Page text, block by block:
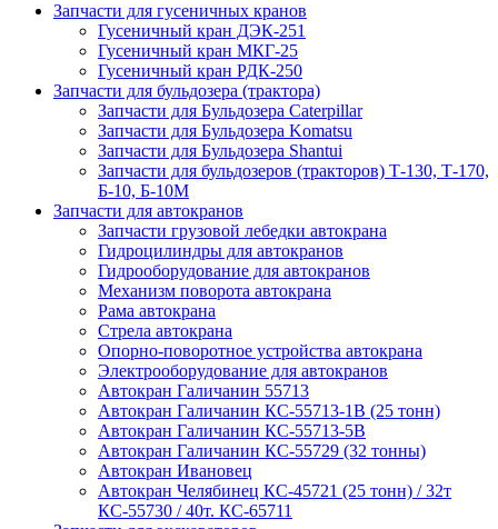
Запчасти для гусеничных кранов
Гусеничный кран ДЭК-251
Гусеничный кран МКГ-25
Гусеничный кран РДК-250
Запчасти для бульдозера (трактора)
Запчасти для Бульдозера Caterpillar
Запчасти для Бульдозера Komatsu
Запчасти для Бульдозера Shantui
Запчасти для бульдозеров (тракторов) Т-130, Т-170,
Б-10, Б-10М
Запчасти для автокранов
Запчасти грузовой лебедки автокрана
Гидроцилиндры для автокранов
Гидрооборудование для автокранов
Механизм поворота автокрана
Рама автокрана
Стрела автокрана
Опорно-поворотное устройства автокрана
Электрооборудование для автокранов
Автокран Галичанин 55713
Автокран Галичанин КС-55713-1В (25 тонн)
Автокран Галичанин КС-55713-5В
Автокран Галичанин КС-55729 (32 тонны)
Автокран Ивановец
Автокран Челябинец КС-45721 (25 тонн) / 32т
КС-55730 / 40т. КС-65711